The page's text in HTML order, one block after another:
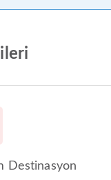
Destinasyon